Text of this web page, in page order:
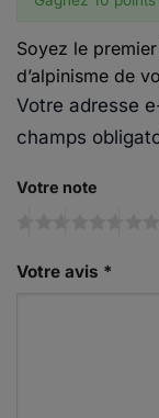
Soyez le
d’alpinisme de
Votre adresse
champs
Votre note
Votre avis *